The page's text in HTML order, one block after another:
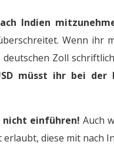
Indien
Wenn ihr
Zoll
müsst ihr bei der
nicht einführen! Auch
diese mit nach